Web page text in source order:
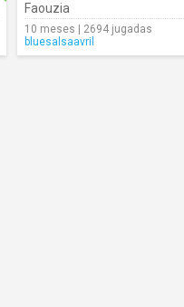
Faouzia
10 meses | 2694 jugadas
bluesalsaavril